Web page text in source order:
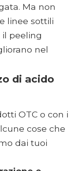
Ma non
linee sottili
peeling
nel
di acido
OTC o con i
cose che
dai tuoi